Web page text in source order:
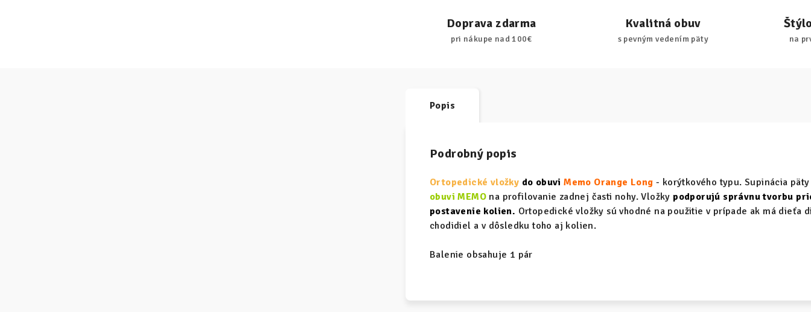
Doprava zdarma
pri nákupe nad 100€
Kvalitná obuv
s pevným vedením päty na
Popis
Podrobný popis
Ortopedické vložky do obuvi Memo Orange Long - korýtkového typu. Supinácia
obuvi MEMO na profilovanie zadnej časti nohy. Vložky podporujú správnu tvorbu
postavenie kolien. Ortopedické vložky sú vhodné na použitie v prípade ak má dieťa
chodidiel a v dôsledku toho aj kolien.
Balenie obsahuje 1 pár